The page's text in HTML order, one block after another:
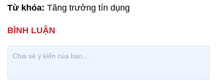
Từ khóa: Tăng trưởng tín dụng